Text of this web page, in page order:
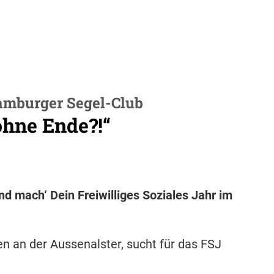
Segel-Club
Ende?!“
mach‘ Dein Freiwilliges Soziales Jahr im
an der Aussenalster, sucht für das FSJ